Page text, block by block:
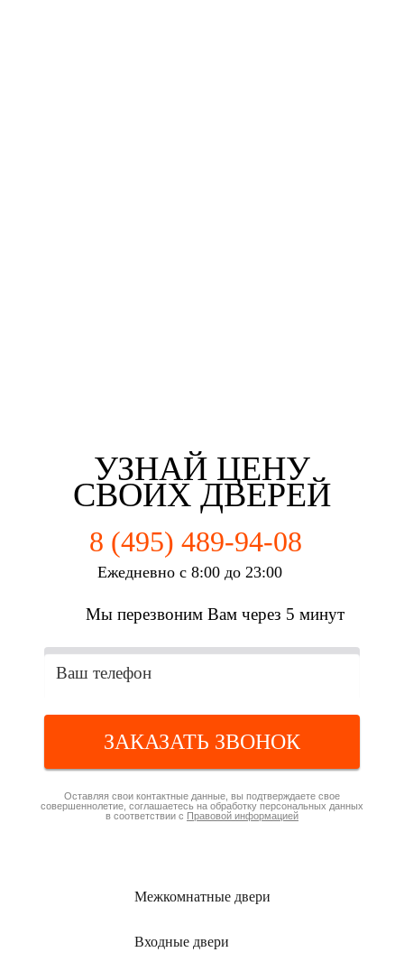
УЗНАЙ ЦЕНУ
СВОИХ ДВЕРЕЙ
8 (495) 489-94-08
Ежедневно с 8:00 до 23:00
Мы перезвоним Вам через 5 минут
ЗАКАЗАТЬ ЗВОНОК
Оставляя свои контактные данные, вы подтверждаете свое
совершеннолетие, соглашаетесь на обработку персональных данных
в соответствии с Правовой информацией
Межкомнатные двери
Входные двери